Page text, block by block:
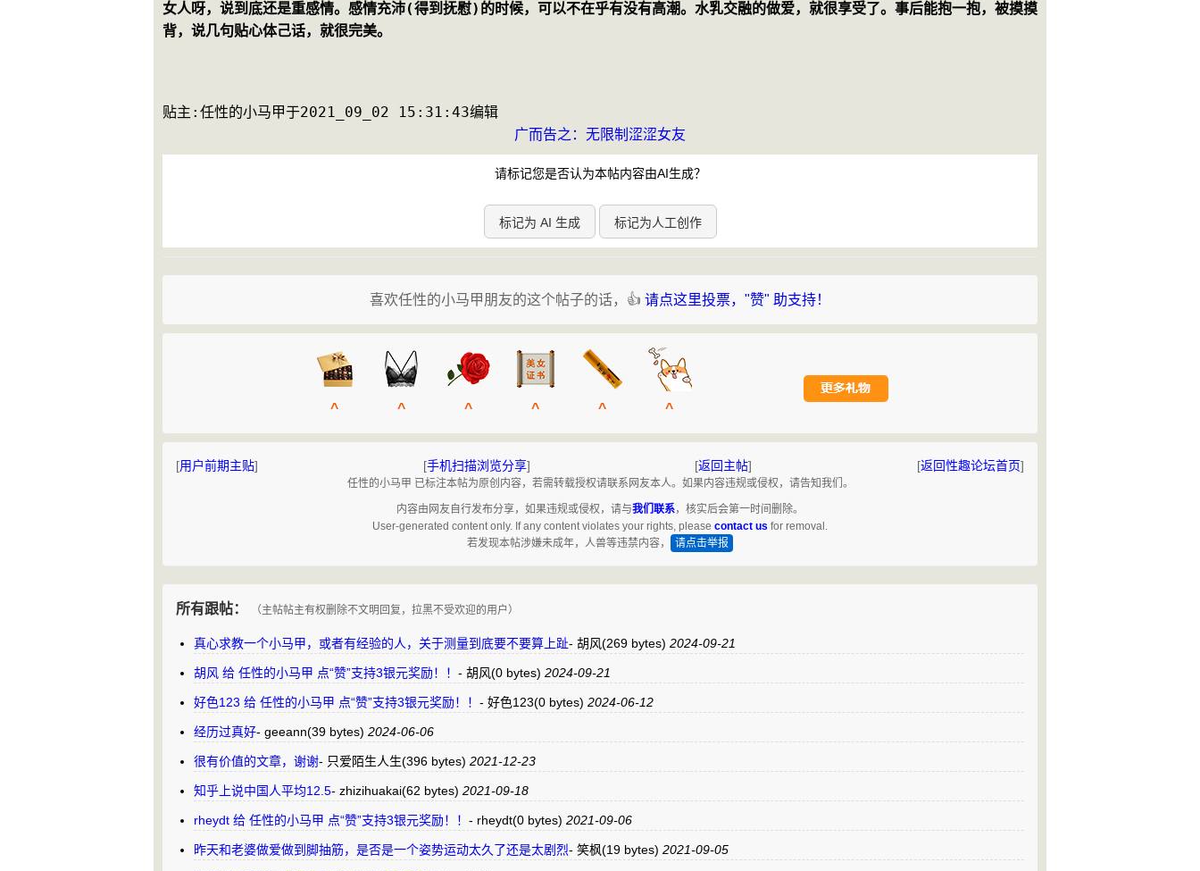
女人呀，说到底还是重感情。感情充沛(得到抚慰)的时候，可以不在乎有没有高潮。水乳交融的做爱，就很享受了。事后能抱一抱，被摸摸
背，说几句贴心体己话，就很完美。
贴主:任性的小马甲于2021_09_02 15:31:43编辑
广而告之：无限制涩涩女友
请标记您是否认为本帖内容由AI生成？
标记为 AI 生成 标记为人工创作
喜欢任性的小马甲朋友的这个帖子的话，👍 请点这里投票，"赞" 助支持！
^ ^ ^ ^ ^ ^
[用户前期主贴] [手机扫描浏览分享] [返回主帖] [返回性趣论坛首页]
任性的小马甲 已标注本帖为原创内容，若需转载授权请联系网友本人。如果内容违规或侵权，请告知我们。
内容由网友自行发布分享，如果违规或侵权，请与我们联系，核实后会第一时间删除。
User-generated content only. If any content violates your rights, please contact us for removal.
若发现本帖涉嫌未成年，人兽等违禁内容，
请点击举报
所有跟帖： （主帖帖主有权删除不文明回复，拉黑不受欢迎的用户）
真心求教一个小马甲，或者有经验的人，关于测量到底要不要算上趾- 胡风(269 bytes) 2024-09-21
胡风 给 任性的小马甲 点“赞”支持3银元奖励！！ - 胡风(0 bytes) 2024-09-21
好色123 给 任性的小马甲 点“赞”支持3银元奖励！！ - 好色123(0 bytes) 2024-06-12
经历过真好- geeann(39 bytes) 2024-06-06
很有价值的文章，谢谢- 只爱陌生人生(396 bytes) 2021-12-23
知乎上说中国人平均12.5- zhizihuakai(62 bytes) 2021-09-18
rheydt 给 任性的小马甲 点“赞”支持3银元奖励！！ - rheydt(0 bytes) 2021-09-06
昨天和老婆做爱做到脚抽筋，是否是一个姿势运动太久了还是太剧烈- 笑枫(19 bytes) 2021-09-05